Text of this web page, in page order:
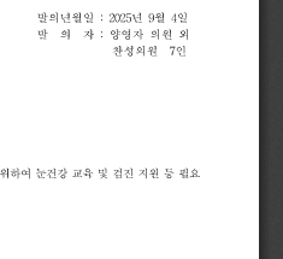
발의년월일 : 2025년 9월 4일
발
의 자 : 양영자 의원
외
찬성의원
7인
위하여 눈건강 교육 및 검진 지원 등 필요